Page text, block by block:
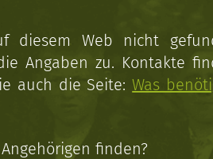
diesem Web nicht
Angaben zu. Kontakte
auch die Seite:Was
finden?